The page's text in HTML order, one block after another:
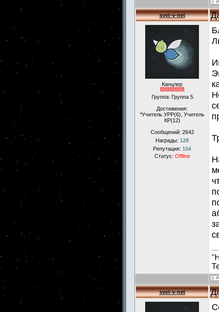
svet-v-net
Канцлер
Группа: Группа 5
Достижения:
*Учитель УРР(6), Учитель
КР(12)
Сообщений: 2642
Награды: 128
Репутация: 154
Статус: Offline
svet-v-net